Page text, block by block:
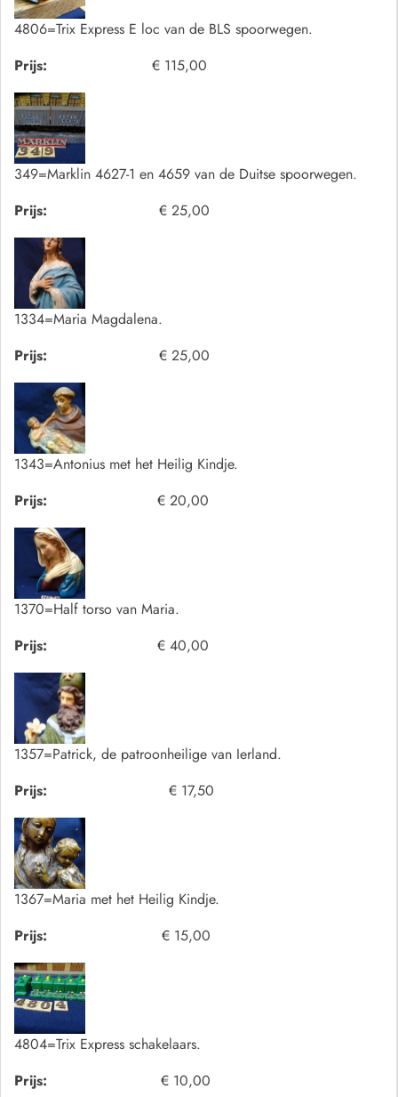
4806=Trix Express E loc van de BLS spoorwegen.
Prijs:
€ 115,00
349=Marklin 4627-1 en 4659 van de Duitse spoorwegen.
Prijs:
€ 25,00
1334=Maria Magdalena.
Prijs:
€ 25,00
1343=Antonius met het Heilig Kindje.
Prijs:
€ 20,00
1370=Half torso van Maria.
Prijs:
€ 40,00
1357=Patrick, de patroonheilige van Ierland.
Prijs:
€ 17,50
1367=Maria met het Heilig Kindje.
Prijs:
€ 15,00
4804=Trix Express schakelaars.
Prijs:
€ 10,00